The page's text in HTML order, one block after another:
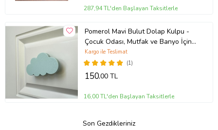
287,94 TL'den Başlayan Taksitlerle
Pomerol Mavi Bulut Dolap Kulpu -
Çocuk Odası, Mutfak ve Banyo İçin
Eğlenceli ve Dayanıklı Mobilya Kulp
(1)
Kargo ile Teslimat
150,00 TL
16,00 TL'den Başlayan Taksitlerle
Son Gezdikleriniz